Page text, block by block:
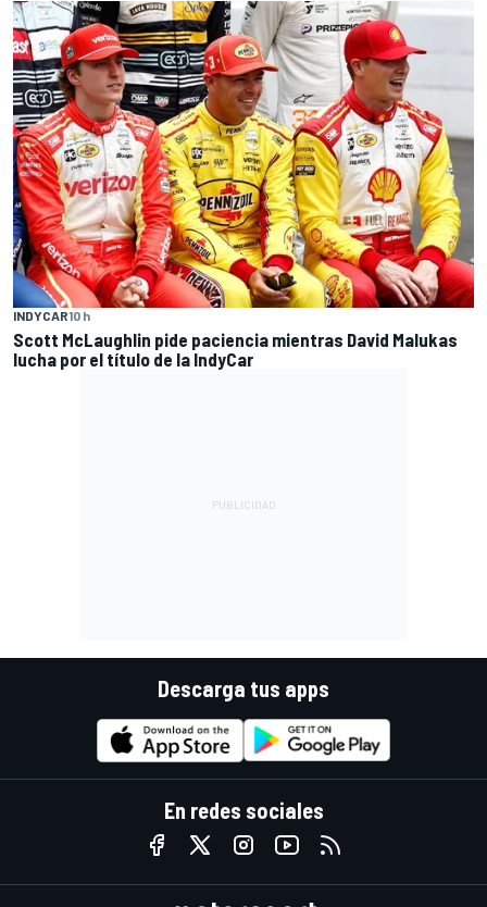
INDYCAR10 h
Scott McLaughlin pide paciencia mientras David Malukas
lucha por el título de la IndyCar
Descarga tus apps
En redes sociales